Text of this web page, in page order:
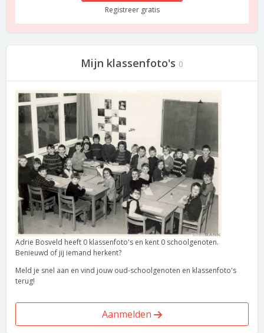
Registreer gratis
Mijn klassenfoto's 0
Adrie Bosveld heeft 0 klassenfoto's en kent 0 schoolgenoten.
Benieuwd of jij iemand herkent?
Meld je snel aan en vind jouw oud-schoolgenoten en klassenfoto's
terug!
Aanmelden